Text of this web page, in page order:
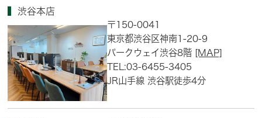
渋谷本店
〒150-0041
東京都渋谷区神南1-20-9
パークウェイ渋谷8階 [MAP]
TEL:03-6455-3405
JR山手線 渋谷駅徒歩4分